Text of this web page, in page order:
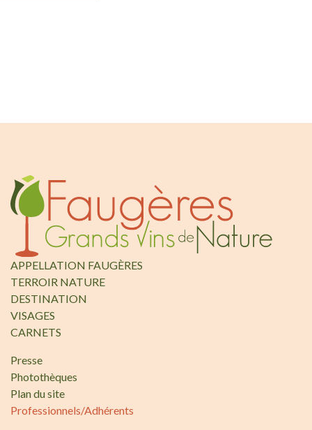
APPELLATION FAUGÈRES
TERROIR NATURE
DESTINATION
VISAGES
CARNETS
Presse
Photothèques
Plan du site
Professionnels/Adhérents